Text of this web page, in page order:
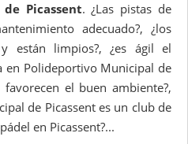
Picassent. ¿Las pistas de
adecuado?, ¿los
están limpios?, ¿es ágil el
en Polideportivo Municipal de
favorecen el buen ambiente?,
de Picassent es un club de
en Picassent?...